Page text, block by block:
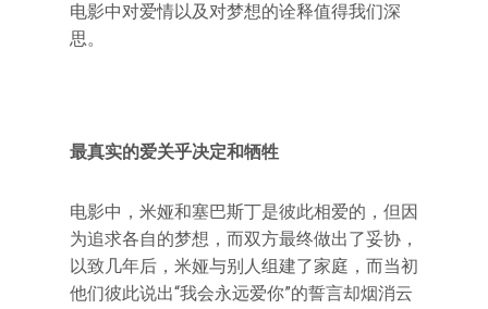
电影中对爱情以及对梦想的诠释值得我们深
思。
最真实的爱关乎决定和牺牲
电影中，米娅和塞巴斯丁是彼此相爱的，但因
为追求各自的梦想，而双方最终做出了妥协，
以致几年后，米娅与别人组建了家庭，而当初
他们彼此说出“我会永远爱你”的誓言却烟消云